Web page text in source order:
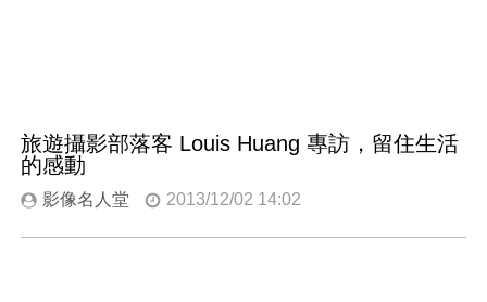
旅遊攝影部落客 Louis Huang 專訪，留住生活
的感動
影像名人堂 2013/12/02 14:02